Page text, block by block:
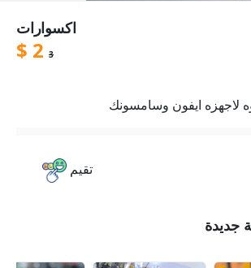
اكسوارات
$ 2 3
لاجهزه ايفون وسامسونك
تقيم
جديدة